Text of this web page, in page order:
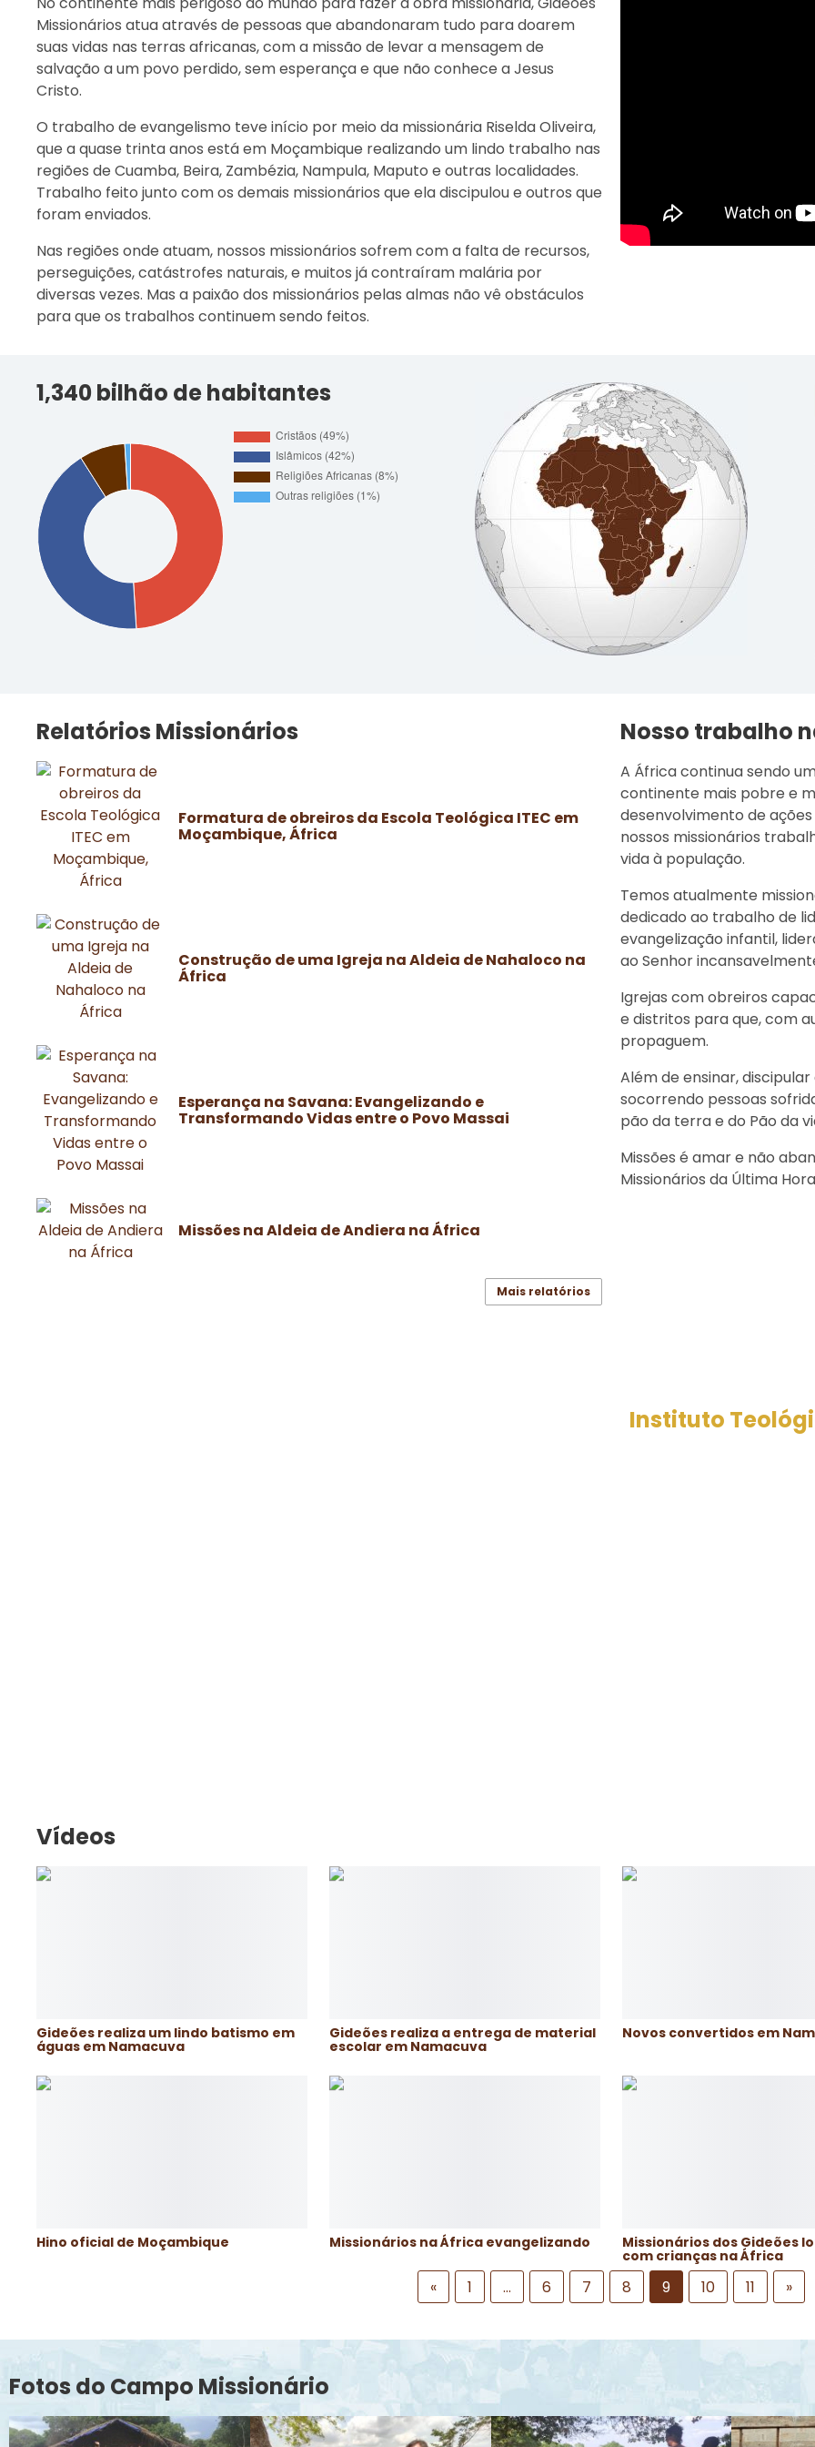
Missionários atua através de pessoas que abandonaram tudo para doarem
suas vidas nas terras africanas, com a missão de levar a mensagem de
salvação a um povo perdido, sem esperança e que não conhece a Jesus
Cristo.
O trabalho de evangelismo teve início por meio da missionária Riselda Oliveira,
que a quase trinta anos está em Moçambique realizando um lindo trabalho nas
regiões de Cuamba, Beira, Zambézia, Nampula, Maputo e outras localidades.
Trabalho feito junto com os demais missionários que ela discipulou e outros que
foram enviados.
Nas regiões onde atuam, nossos missionários sofrem com a falta de recursos,
perseguições, catástrofes naturais, e muitos já contraíram malária por
diversas vezes. Mas a paixão dos missionários pelas almas não vê obstáculos
para que os trabalhos continuem sendo feitos.
1,340 bilhão de habitantes
Relatórios Missionários
Formatura de obreiros da Escola Teológica ITEC em
Moçambique, África
Construção de uma Igreja na Aldeia de Nahaloco na
África
Esperança na Savana: Evangelizando e
Transformando Vidas entre o Povo Massai
Missões na Aldeia de Andiera na África
Mais relatórios
Nosso trabalho
A África continua sendo
continente mais pobre e
desenvolvimento de
nossos missionários
vida à população.
Temos atualmente
dedicado ao trabalho de
evangelização infantil,
ao Senhor
Igrejas com obreiros
e distritos para que, com
propaguem.
Além de ensinar,
socorrendo pessoas
pão da terra e do Pão da
Missões é amar e não
Missionários da Última
Instituto
Vídeos
Gideões realiza um lindo batismo em
águas em Namacuva
Gideões realiza a entrega de material
escolar em Namacuva
Novos convertidos em
Hino oficial de Moçambique Missionários na África evangelizando Missionários dos Gideões
com crianças na África
« 1 … 6 7 8 9 10 11 »
Fotos do Campo Missionário